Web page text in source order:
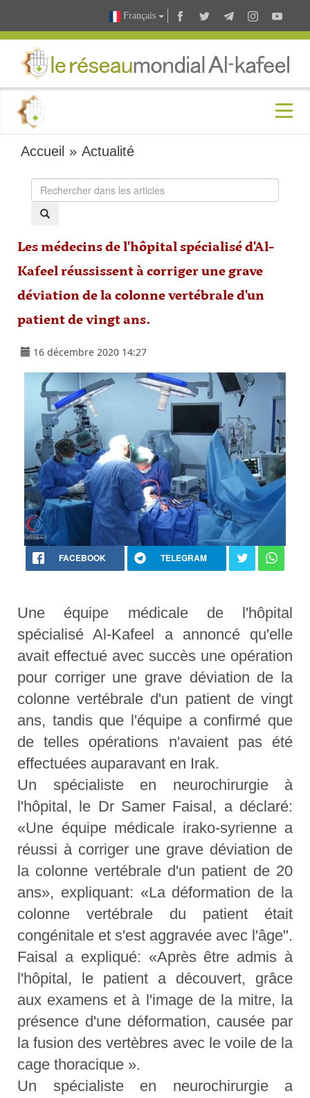
Français
Accueil »Actualité
Les médecins de l'hôpital spécialisé d'Al-
Kafeel réussissent à corriger une grave
déviation de la colonne vertébrale d'un
patient de vingt ans.
16 décembre 2020 14:27
FACEBOOK TELEGRAM
Une équipe médicale de l'hôpital
spécialisé Al-Kafeel a annoncé qu'elle
avait effectué avec succès une opération
pour corriger une grave déviation de la
colonne vertébrale d'un patient de vingt
ans, tandis que l'équipe a confirmé que
de telles opérations n'avaient pas été
effectuées auparavant en Irak.
Un spécialiste en neurochirurgie à
l'hôpital, le Dr Samer Faisal, a déclaré:
«Une équipe médicale irako-syrienne a
réussi à corriger une grave déviation de
la colonne vertébrale d'un patient de 20
ans», expliquant: «La déformation de la
colonne vertébrale du patient était
congénitale et s'est aggravée avec l'âge".
Faisal a expliqué: «Après être admis à
l'hôpital, le patient a découvert, grâce
aux examens et à l'image de la mitre, la
présence d'une déformation, causée par
la fusion des vertèbres avec le voile de la
cage thoracique ».
Un spécialiste en neurochirurgie a